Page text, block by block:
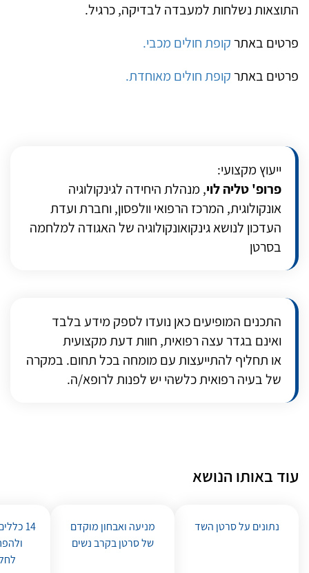
התוצאות נשלחות למעבדה לבדיקה, כרגיל.
פרטים באתרקופת חולים מכבי.
פרטים באתרקופת חולים מאוחדת.
ייעוץ מקצועי:
פרופ' טליה לוי, מנהלת היחידה לגינקולוגיה
אונקולוגית, המרכז הרפואי וולפסון, וחברת ועדת
העדכון לנושא גינקואונקולוגיה של האגודה למלחמה
בסרטן
התכנים המופיעים כאן נועדו לספק מידע בלבד
ואינם בגדר עצה רפואית, חוות דעת מקצועית
או תחליף להתייעצות עם מומחה בכל תחום. במקרה
של בעיה רפואית כלשהי יש לפנות לרופא/ה.
עוד באותו הנושא
נתונים על סרטן השד
מניעה ואבחון מוקדם
של סרטן בקרב נשים
14